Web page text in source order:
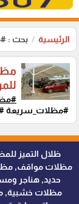
الرئيسية بحث :
#مظلات_سريعة
مظلات مواقف,
حديد, هناجر
مظلات خشبية,